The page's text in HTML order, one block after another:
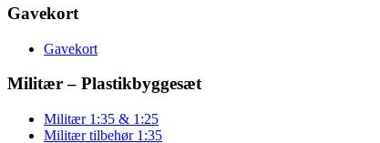
Gavekort
Gavekort
Militær – Plastikbyggesæt
Militær 1:35 & 1:25
Militær tilbehør 1:35